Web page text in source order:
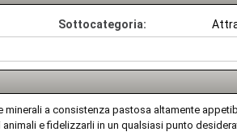
Sottocategoria:
a consistenza pastosa altamente
e fidelizzarli in un qualsiasi punto